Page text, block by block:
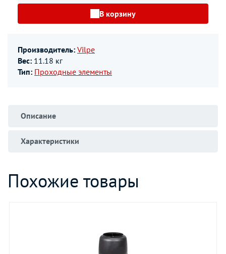
В корзину
Производитель: Vilpe
Вес: 11.18 кг
Тип: Проходные элементы
Описание
Характеристики
Похожие товары